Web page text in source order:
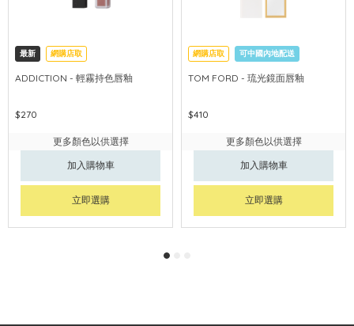
最新 網購店取
ADDICTION - 輕霧持色唇釉
$270
更多顏色以供選擇
加入購物車
立即選購
網購店取 可中國內地配送
TOM FORD - 琉光鏡面唇釉
$410
更多顏色以供選擇
加入購物車
立即選購